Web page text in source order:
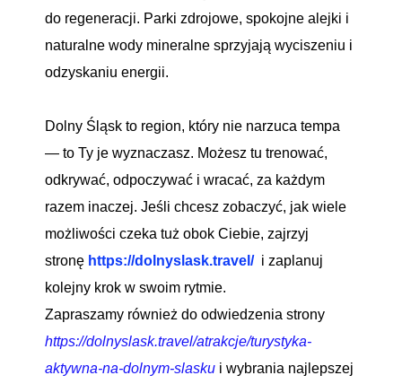
do regeneracji. Parki zdrojowe, spokojne alejki i
naturalne wody mineralne sprzyjają wyciszeniu i
odzyskaniu energii.
Dolny Śląsk to region, który nie narzuca tempa
— to Ty je wyznaczasz. Możesz tu trenować,
odkrywać, odpoczywać i wracać, za każdym
razem inaczej. Jeśli chcesz zobaczyć, jak wiele
możliwości czeka tuż obok Ciebie, zajrzyj
stronę https://dolnyslask.travel/i zaplanuj
kolejny krok w swoim rytmie.
Zapraszamy również do odwiedzenia strony
https://dolnyslask.travel/atrakcje/turystyka-
aktywna-na-dolnym-slasku i wybrania najlepszej